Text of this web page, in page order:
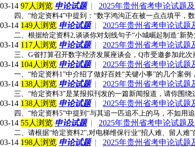
03-14 97人浏览 申论试题| 2025年贵州省考申论试题
四、“给定资料4”中提到：“数字鸿沟正在被一点点填平
03-14 149人浏览 申论试题| 2025年贵州省考申论试题
二、根据给定资料2,谈谈你对划线句子“小城崛起制造‘新势
03-14 117人浏览 申论试题| 2025年贵州省考申论试
三、G省打算召开数字经济发展座谈会，Q市受邀参加此
03-14 104人浏览 申论试题| 2025年贵州省考申论试
一、“给定资料1”中介绍了做好百姓“关键小事”的几个案
03-14 138人浏览 申论试题| 2025年贵州省考申论试题
三、“给定资料3”是某报拟刊发的一篇新闻报道，请你围
03-14 138人浏览 申论试题| 2025年贵州省考申论试
四、“给定资料5”中提到“与其追一匹追不上的马，不如
03-14 55人浏览 申论试题| 2025年贵州省考申论试题
二、请根据“给定资料2”,对电梯维保行业“招人难、留人难
03-14 198人浏览 申论试题| 2025年贵州省考申论试